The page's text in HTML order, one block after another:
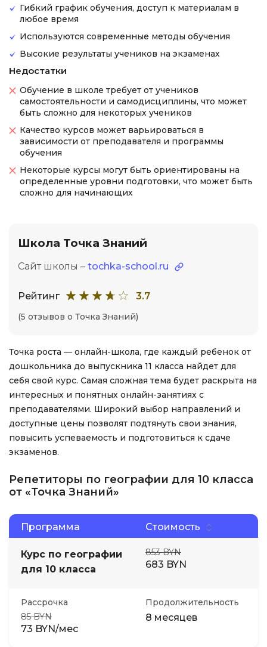
Гибкий график обучения, доступ к материалам в
любое время
Используются современные методы обучения
Высокие результаты учеников на экзаменах
Недостатки
Обучение в школе требует от учеников
самостоятельности и самодисциплины, что может
быть сложно для некоторых учеников
Качество курсов может варьироваться в
зависимости от преподавателя и программы
обучения
Некоторые курсы могут быть ориентированы на
определенные уровни подготовки, что может быть
сложно для начинающих
Школа Точка Знаний
Сайт школы – tochka-school.ru
Рейтинг 3.7
(5 отзывов о Точка Знаний)
Точка роста — онлайн-школа, где каждый ребенок от
дошкольника до выпускника 11 класса найдет для
себя свой курс. Самая сложная тема будет раскрыта на
интересных и понятных онлайн-занятиях с
преподавателями. Широкий выбор направлений и
доступные цены позволят подтянуть свои знания,
повысить успеваемость и подготовиться к сдаче
экзаменов.
Репетиторы по географии для 10 класса
от «Точка Знаний»
Программа Стоимость
Курс по географии
для 10 класса
853 BYN
683 BYN
Рассрочка
85 BYN
73 BYN/мес
Продолжительность
8 месяцев